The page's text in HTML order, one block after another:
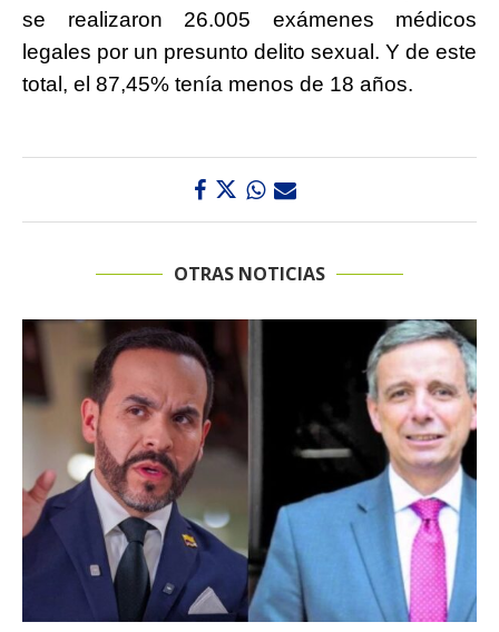
se realizaron 26.005 exámenes médicos
legales por un presunto delito sexual. Y de este
total, el 87,45% tenía menos de 18 años.
OTRAS NOTICIAS